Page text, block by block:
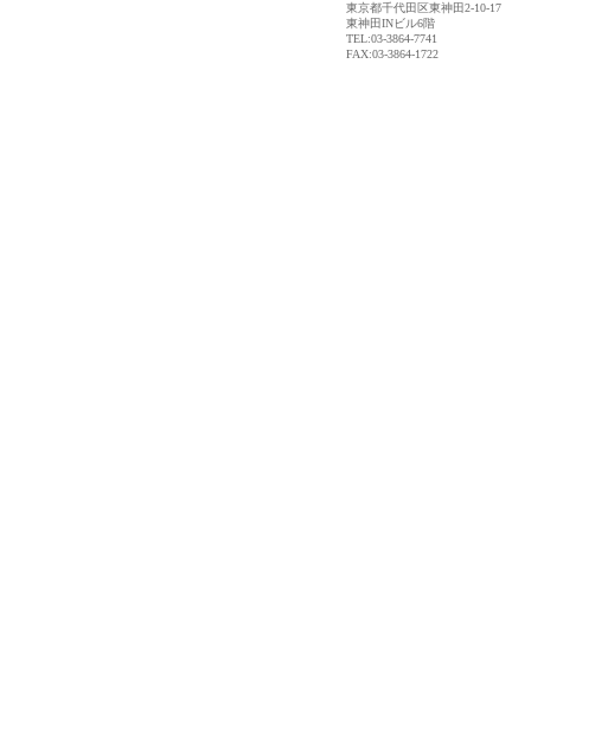
東京都千代田区東神田2-10-17
東神田INビル6階
TEL:03-3864-7741
FAX:03-3864-1722